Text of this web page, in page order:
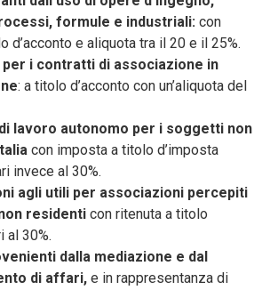
formule e industriali: con
d’acconto e aliquota tra il 20 e il 25%.
i contratti di associazione in
: a titolo d’acconto con un’aliquota del
lavoro autonomo per i soggetti non
con imposta a titolo d’imposta
invece al 30%.
agli utili per associazioni percepiti
residenti con ritenuta a titolo
al 30%.
dalla mediazione e dal
di affari, e in rappresentanza di